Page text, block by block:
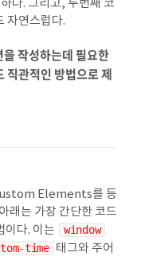
다. 그리고, 두번째 코
자연스럽다.
작성하는데 필요한
직관적인 방법으로 제
Elements를 등
래는 가장 간단한 코드
다. 이는
window
time 태그와 주어